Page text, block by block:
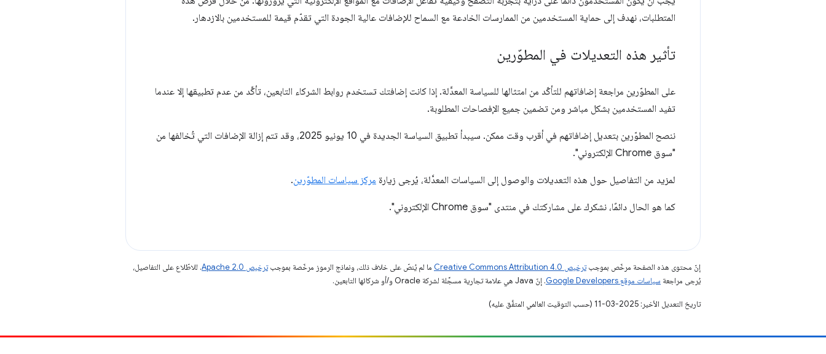
المتطلبات، نهدف إلى حماية المستخدمين من الممارسات الخادعة مع السماح للإضافات عالية الجودة التي تقدّم قيمة للمستخدمين بالازدهار.
تأثير هذه التعديلات في المطوّرين
على المطوّرين مراجعة إضافاتهم للتأكّد من امتثالها للسياسة المعدَّلة. إذا كانت إضافتك تستخدم روابط الشركاء التابعين، تأكَّد من عدم تطبيقها إلا عندما
تفيد المستخدمين بشكل مباشر ومن تضمين جميع الإفصاحات المطلوبة.
ننصح المطوّرين بتعديل إضافاتهم في أقرب وقت ممكن. سيبدأ تطبيق السياسة الجديدة في 10 يونيو 2025، وقد تتم إزالة الإضافات التي تُخالفها من
"سوق Chrome الإلكتروني".
لمزيد من التفاصيل حول هذه التعديلات والوصول إلى السياسات المعدَّلة، يُرجى زيارة مركز سياسات المطوّرين.
كما هو الحال دائمًا، نشكرك على مشاركتك في منتدى "سوق Chrome الإلكتروني".
إنّ محتوى هذه الصفحة مرخّص بموجبترخيص Creative Commons Attribution 4.0‏ ما لم يُنصّ على خلاف ذلك، ونماذج الرموز مرخّصة بموجبترخيص Apache 2.0‏
. للاطّلاع على التفاصيل،
يُرجى مراجعة سياسات موقع Google Developers‏ . إنّ Java هي علامة تجارية مسجَّلة لشركة Oracle و/أو شركائها التابعين.
تاريخ التعديل الأخير: 2025-03-11 (حسب التوقيت العالمي المتفَّق عليه)